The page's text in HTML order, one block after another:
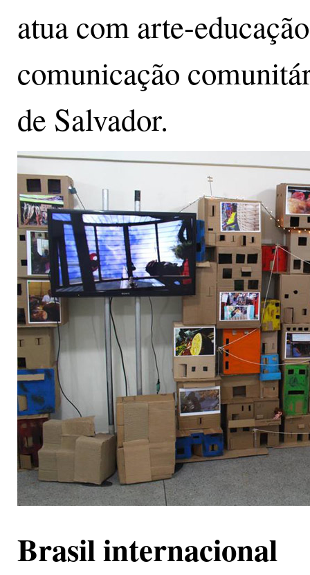
atua com arte-
comunicação
de Salvador.
Brasil internacional